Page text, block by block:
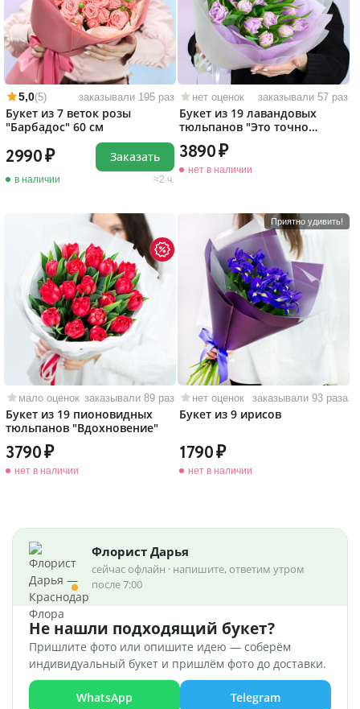
5,0(5) заказывали 195 раз
Букет из 7 веток розы
"Барбадос" 60 см
2990
в наличии 2 ч.
Заказать
нет оценок заказывали 57 раз
Букет из 19 лавандовых
тюльпанов "Это точно
любовь!"
3890
нет в наличии
мало оценок заказывали 89 раз
Букет из 19 пионовидных
тюльпанов "Вдохновение"
3790
нет в наличии
Приятно удивить!
нет оценок заказывали 93 раза
Букет из 9 ирисов
1790
нет в наличии
Флорист Дарья
сейчас офлайн · напишите, ответим утром
после 7:00
Не нашли подходящий букет?
Пришлите фото или опишите идею — соберём
индивидуальный букет и пришлём фото до доставки.
WhatsApp Telegram